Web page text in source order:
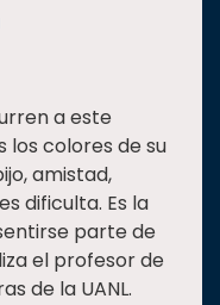
a este
los colores de su
amistad,
dificulta. Es la
parte de
el profesor de
de la UANL.